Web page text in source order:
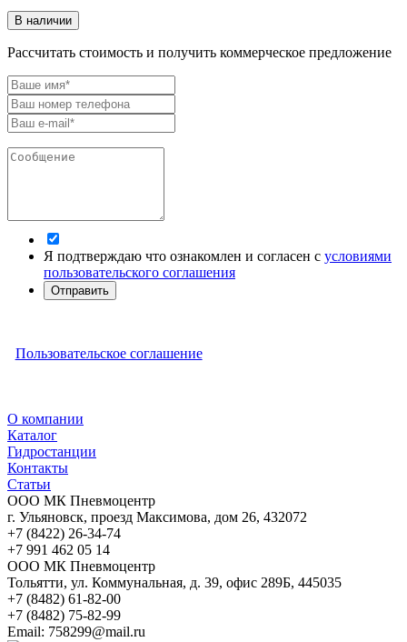
В наличии
Рассчитать стоимость и получить коммерческое предложение
Я подтверждаю что ознакомлен и согласен с условиями
пользовательского соглашения
Отправить
Пользовательское соглашение
О компании
Каталог
Гидростанции
Контакты
Статьи
ООО МК Пневмоцентр
г. Ульяновск, проезд Максимова, дом 26, 432072
+7 (8422) 26-34-74
+7 991 462 05 14
ООО МК Пневмоцентр
Тольятти, ул. Коммунальная, д. 39, офис 289Б, 445035
+7 (8482) 61-82-00
+7 (8482) 75-82-99
Email: 758299@mail.ru